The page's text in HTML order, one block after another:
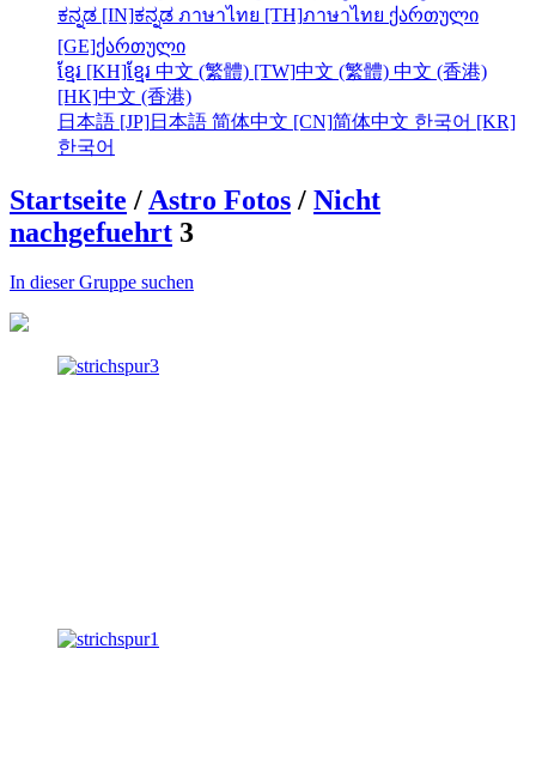
ಕನ್ನಡ [IN]ಕನ್ನಡ ภาษาไทย [TH]ภาษาไทย ქართული
[GE]ქართული
ខ្មែរ [KH]ខ្មែរ 中文 (繁體) [TW]中文 (繁體) 中文 (香港)
[HK]中文 (香港)
日本語 [JP]日本語 简体中文 [CN]简体中文 한국어 [KR]
한국어
Startseite / Astro Fotos / Nicht
nachgefuehrt 3
In dieser Gruppe suchen